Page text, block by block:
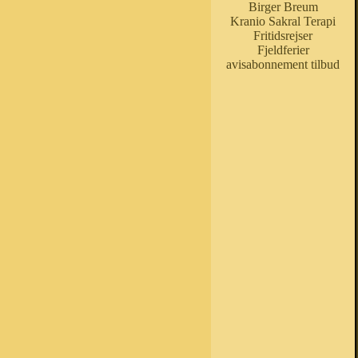
Birger Breum
Kranio Sakral Terapi
Fritidsrejser
Fjeldferier
avisabonnement tilbud